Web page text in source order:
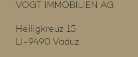
VOGT IMMOBILIEN AG
Heiligkreuz 15
LI-9490 Vaduz